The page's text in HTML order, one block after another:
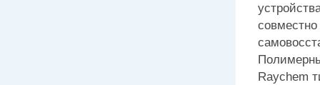
Raychem